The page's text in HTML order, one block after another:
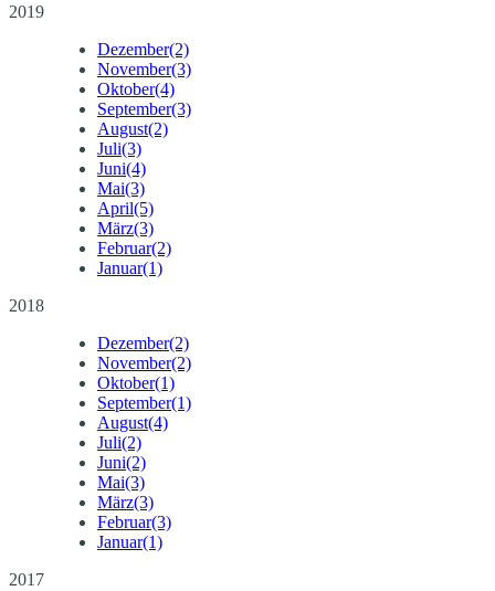
2019
Dezember(2)
November(3)
Oktober(4)
September(3)
August(2)
Juli(3)
Juni(4)
Mai(3)
April(5)
März(3)
Februar(2)
Januar(1)
2018
Dezember(2)
November(2)
Oktober(1)
September(1)
August(4)
Juli(2)
Juni(2)
Mai(3)
März(3)
Februar(3)
Januar(1)
2017